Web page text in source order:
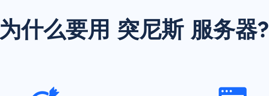
为什么要用 突尼斯 服务器?